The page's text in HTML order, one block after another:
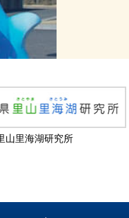
山里海湖研究所